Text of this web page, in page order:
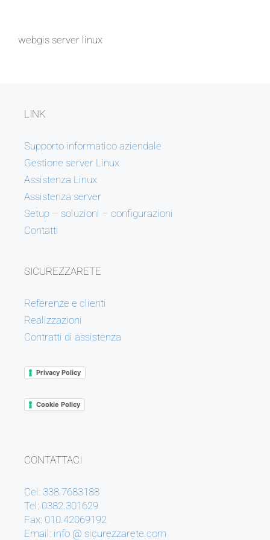
webgis server linux
LINK
Supporto informatico aziendale
Gestione server Linux
Assistenza Linux
Assistenza server
Setup – soluzioni – configurazioni
Contatti
SICUREZZARETE
Referenze e clienti
Realizzazioni
Contratti di assistenza
Privacy Policy
Cookie Policy
CONTATTACI
Cel: 338.7683188
Tel: 0382.301629
Fax: 010.42069192
Email: info @ sicurezzarete.com